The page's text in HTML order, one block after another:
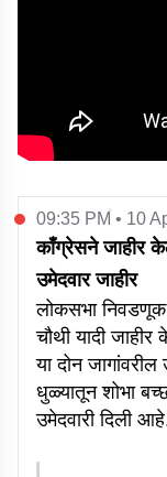
09:35 PM • 10
काँग्रेसने जाहीर
उमेदवार जाहीर
लोकसभा निवडणूक
चौथी यादी
या दोन
धुळ्यातून शोभा
उमेदवारी दिली